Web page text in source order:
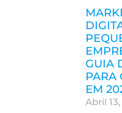
GUIA
PARA
EM
Abril